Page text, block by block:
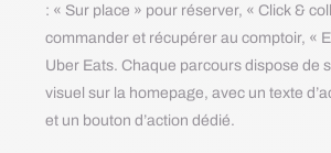
: « Sur place » pour réserver, « Click &
commander et récupérer au comptoir, «
Uber Eats. Chaque parcours dispose de
visuel sur la homepage, avec un texte
et un bouton d’action dédié.